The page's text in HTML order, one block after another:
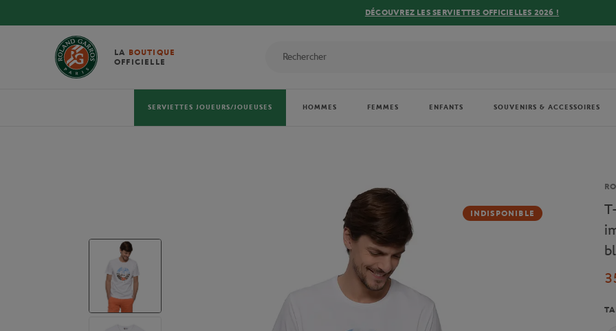
DÉCOUVREZ LES SERVIETTES OFFICIELLES 2026 !
LA BOUTIQUE
OFFICIELLE
SERVIETTES JOUEURS/JOUEUSES HOMMES FEMMES ENFANTS SOUVENIRS & ACCESSOIRES
INDISPONIBLE